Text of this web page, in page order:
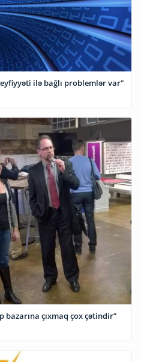
ilə bağlı problemlər var”
çıxmaq çox çətindir”